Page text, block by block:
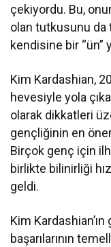
çekiyordu. Bu,
olan tutkusunu da
kendisine bir “ün”
Kim Kardashian,
hevesiyle yola
olarak dikkatleri
gençliğinin en
Birçok genç için
birlikte bilinirliği
geldi.
Kim
başarılarının